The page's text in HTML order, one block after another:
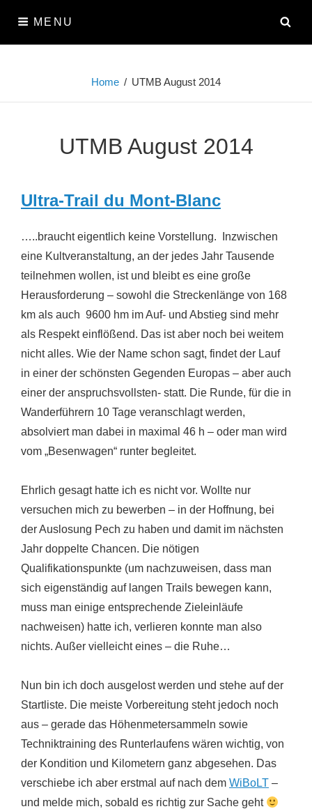
content
MENU
Home / UTMB August 2014
UTMB August 2014
Ultra-Trail du Mont-Blanc
…..braucht eigentlich keine Vorstellung. Inzwischen
eine Kultveranstaltung, an der jedes Jahr Tausende
teilnehmen wollen, ist und bleibt es eine große
Herausforderung – sowohl die Streckenlänge von 168
km als auch 9600 hm im Auf- und Abstieg sind mehr
als Respekt einflößend. Das ist aber noch bei weitem
nicht alles. Wie der Name schon sagt, findet der Lauf
in einer der schönsten Gegenden Europas – aber auch
einer der anspruchsvollsten- statt. Die Runde, für die in
Wanderführern 10 Tage veranschlagt werden,
absolviert man dabei in maximal 46 h – oder man wird
vom „Besenwagen“ runter begleitet.
Ehrlich gesagt hatte ich es nicht vor. Wollte nur
versuchen mich zu bewerben – in der Hoffnung, bei
der Auslosung Pech zu haben und damit im nächsten
Jahr doppelte Chancen. Die nötigen
Qualifikationspunkte (um nachzuweisen, dass man
sich eigenständig auf langen Trails bewegen kann,
muss man einige entsprechende Zieleinläufe
nachweisen) hatte ich, verlieren konnte man also
nichts. Außer vielleicht eines – die Ruhe…
Nun bin ich doch ausgelost werden und stehe auf der
Startliste. Die meiste Vorbereitung steht jedoch noch
aus – gerade das Höhenmetersammeln sowie
Techniktraining des Runterlaufens wären wichtig, von
der Kondition und Kilometern ganz abgesehen. Das
verschiebe ich aber erstmal auf nach dem WiBoLT –
und melde mich, sobald es richtig zur Sache geht